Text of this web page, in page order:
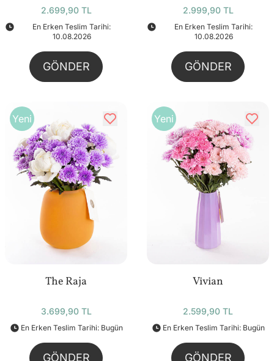
2.699,90 TL
En Erken Teslim Tarihi:
10.08.2026
GÖNDER
2.999,90 TL
En Erken Teslim Tarihi:
10.08.2026
GÖNDER
Yeni
The Raja
3.699,90 TL
En Erken Teslim Tarihi: Bugün
GÖNDER
Yeni
Vivian
2.599,90 TL
En Erken Teslim Tarihi: Bugün
GÖNDER